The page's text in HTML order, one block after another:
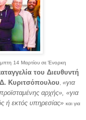
14 Μαρτίου σε Ένορκη
του Διευθυντή
Κυριτσόπουλου «για
αρχής», «για
ή εκτός υπηρεσίας» και για